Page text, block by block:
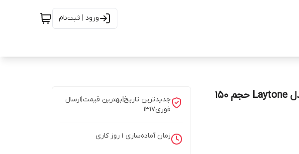
ورود | ثبت‌نام
اسپری خوشبوکننده مردانه دیزادیز مدل Laytone حجم 150
جدیدترین تاریخ|بهترین قیمت|ارسال
فوری1317
زمان آماده‌سازی 1 روز کاری